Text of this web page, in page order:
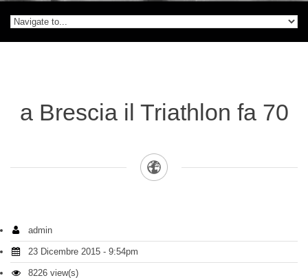
a Brescia il Triathlon fa 70
admin
23 Dicembre 2015 - 9:54pm
8226 view(s)